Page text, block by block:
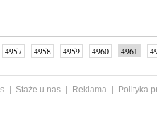
4957 4958 4959 4960 4961
Staże u nas Reklama
Polityka